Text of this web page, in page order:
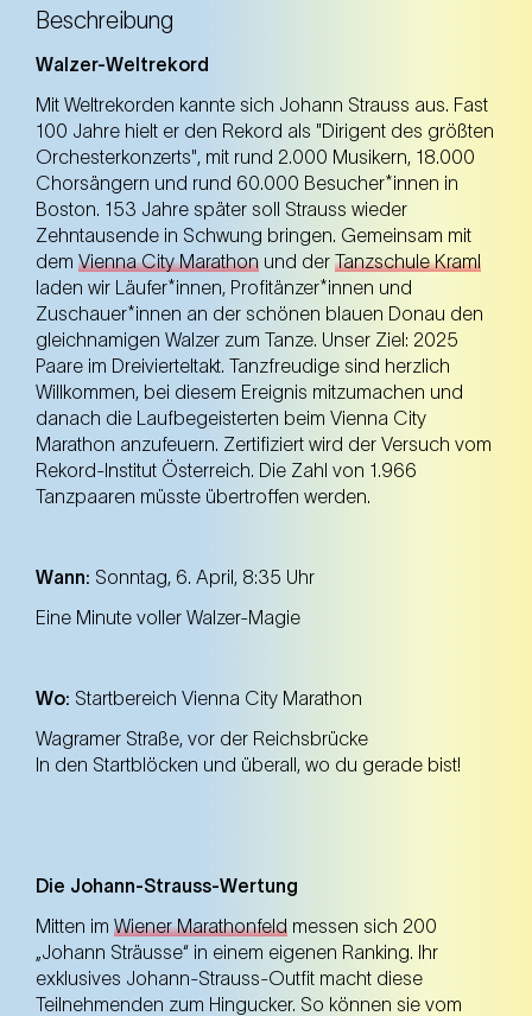
Beschreibung
Walzer-Weltrekord
Mit Weltrekorden kannte sich Johann Strauss aus. Fast
100 Jahre hielt er den Rekord als "Dirigent des größten
Orchesterkonzerts", mit rund 2.000 Musikern, 18.000
Chorsängern und rund 60.000 Besucher*innen in
Boston. 153 Jahre später soll Strauss wieder
Zehntausende in Schwung bringen. Gemeinsam mit
dem Vienna City Marathon und der Tanzschule Kraml
laden wir Läufer*innen, Profitänzer*innen und
Zuschauer*innen an der schönen blauen Donau den
gleichnamigen Walzer zum Tanze. Unser Ziel: 2025
Paare im Dreivierteltakt. Tanzfreudige sind herzlich
Willkommen, bei diesem Ereignis mitzumachen und
danach die Laufbegeisterten beim Vienna City
Marathon anzufeuern. Zertifiziert wird der Versuch vom
Rekord-Institut Österreich. Die Zahl von 1.966
Tanzpaaren müsste übertroffen werden.
Wann: Sonntag, 6. April, 8:35 Uhr
Eine Minute voller Walzer-Magie
Wo: Startbereich Vienna City Marathon
Wagramer Straße, vor der Reichsbrücke
In den Startblöcken und überall, wo du gerade bist!
Die Johann-Strauss-Wertung
Mitten im Wiener Marathonfeld messen sich 200
„Johann Sträusse“ in einem eigenen Ranking. Ihr
exklusives Johann-Strauss-Outfit macht diese
Teilnehmenden zum Hingucker. So können sie vom